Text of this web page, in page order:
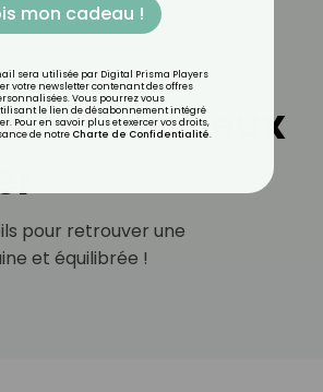
à mieux
pour retrouver une
et équilibrée !
mon cadeau !
sera utilisée par Digital Prisma Players
votre newsletter contenant des offres
Vous pourrez vous
le lien de désabonnement intégré
Pour en savoir plus et exercer vos droits,
de notre Charte de Confidentialité.